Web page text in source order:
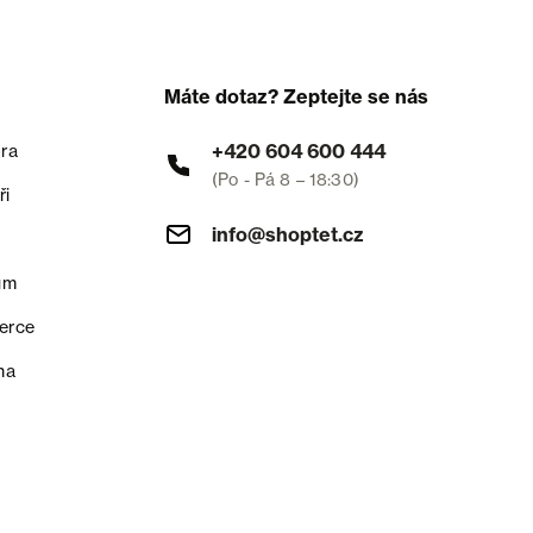
Máte dotaz? Zeptejte se nás
+420 604 600 444
(Po - Pá 8 – 18:30)
info@shoptet.cz